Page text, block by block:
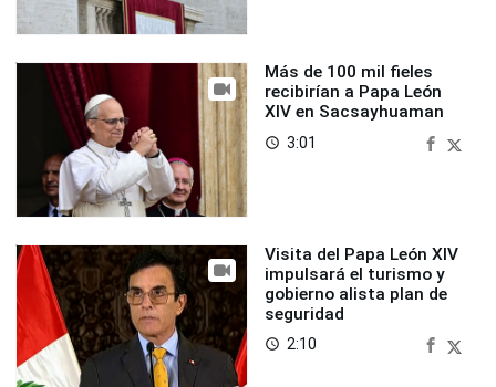
Más de 100 mil fieles
recibirían a Papa León
XIV en Sacsayhuaman
access_time 3:01
Visita del Papa León XIV
impulsará el turismo y
gobierno alista plan de
seguridad
access_time 2:10